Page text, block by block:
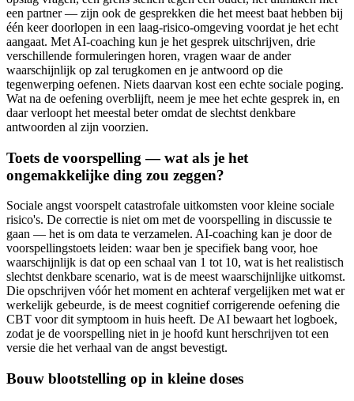
een partner — zijn ook de gesprekken die het meest baat hebben bij
één keer doorlopen in een laag-risico-omgeving voordat je het echt
aangaat. Met AI-coaching kun je het gesprek uitschrijven, drie
verschillende formuleringen horen, vragen waar de ander
waarschijnlijk op zal terugkomen en je antwoord op die
tegenwerping oefenen. Niets daarvan kost een echte sociale poging.
Wat na de oefening overblijft, neem je mee het echte gesprek in, en
daar verloopt het meestal beter omdat de slechtst denkbare
antwoorden al zijn voorzien.
Toets de voorspelling — wat als je het
ongemakkelijke ding zou zeggen?
Sociale angst voorspelt catastrofale uitkomsten voor kleine sociale
risico's. De correctie is niet om met de voorspelling in discussie te
gaan — het is om data te verzamelen. AI-coaching kan je door de
voorspellingstoets leiden: waar ben je specifiek bang voor, hoe
waarschijnlijk is dat op een schaal van 1 tot 10, wat is het realistisch
slechtst denkbare scenario, wat is de meest waarschijnlijke uitkomst.
Die opschrijven vóór het moment en achteraf vergelijken met wat er
werkelijk gebeurde, is de meest cognitief corrigerende oefening die
CBT voor dit symptoom in huis heeft. De AI bewaart het logboek,
zodat je de voorspelling niet in je hoofd kunt herschrijven tot een
versie die het verhaal van de angst bevestigt.
Bouw blootstelling op in kleine doses